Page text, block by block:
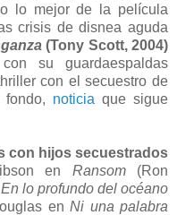
lo mejor de la película
crisis de disnea aguda
(Tony Scott, 2004)
su guardaespaldas
con el secuestro de
noticia que sigue
con hijos secuestrados
en Ransom(Ron
En lo profundo del océano
en Ni una palabra